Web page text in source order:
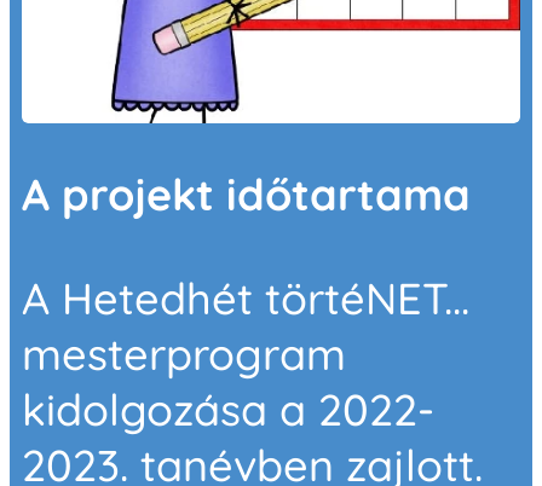
A projekt időtartama
A Hetedhét törtéNET...
mesterprogram
kidolgozása a 2022-
2023. tanévben zajlott.